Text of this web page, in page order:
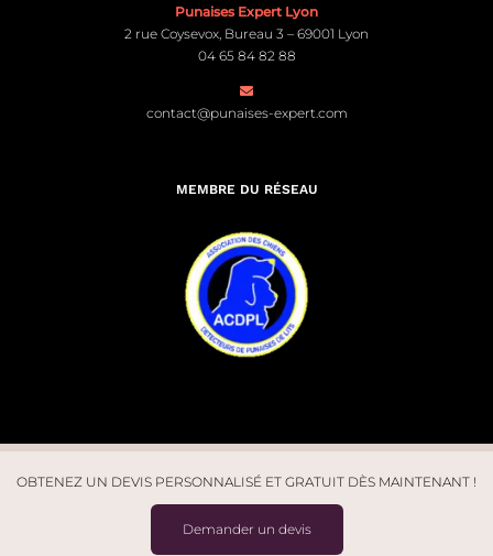
Punaises Expert Lyon
2 rue Coysevox, Bureau 3 – 69001 Lyon
04 65 84 82 88
contact@punaises-expert.com
MEMBRE DU RÉSEAU
© Punaises Expert 2026. Tous droits réservés | Site créé par
Marchal| Design parStudio J7
OBTENEZ UN DEVIS PERSONNALISÉ ET GRATUIT DÈS MAINTENANT !
Demander un devis